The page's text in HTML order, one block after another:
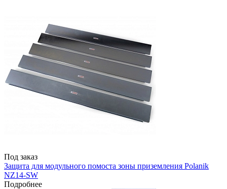
Под заказ
Защита для модульного помоста зоны приземления Polanik
NZ14-SW
Подробнее